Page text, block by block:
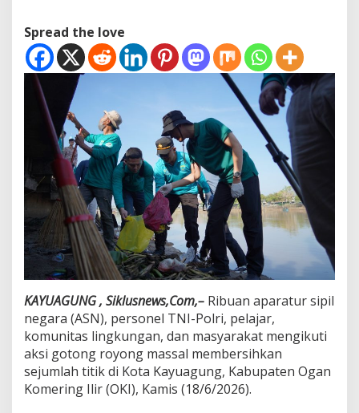
n
g
a
n
H
a
r
i
L
i
n
g
k
u
n
a
n
d
u
p
Spread the love
KAYUAGUNG , Siklusnews,Com,– Ribuan aparatur sipil
negara (ASN), personel TNI-Polri, pelajar,
komunitas lingkungan, dan masyarakat mengikuti
aksi gotong royong massal membersihkan
sejumlah titik di Kota Kayuagung, Kabupaten Ogan
Komering Ilir (OKI), Kamis (18/6/2026).